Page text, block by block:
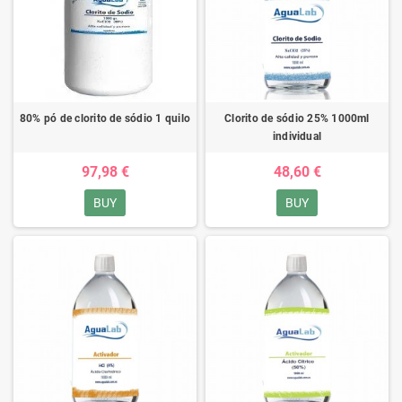
80% pó de clorito de sódio 1 quilo
97,98 €
BUY
Clorito de sódio 25% 1000ml
individual
48,60 €
BUY